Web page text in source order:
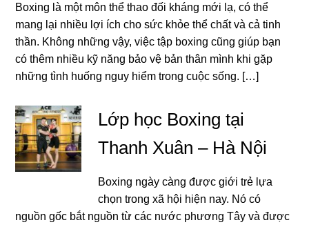
Boxing là một môn thể thao đối kháng mới lạ, có thể
mang lại nhiều lợi ích cho sức khỏe thể chất và cả tinh
thần. Không những vậy, việc tập boxing cũng giúp bạn
có thêm nhiều kỹ năng bảo vệ bản thân mình khi gặp
những tình huống nguy hiểm trong cuộc sống. […]
Lớp học Boxing tại
Thanh Xuân – Hà Nội
Boxing ngày càng được giới trẻ lựa
chọn trong xã hội hiện nay. Nó có
nguồn gốc bắt nguồn từ các nước phương Tây và được